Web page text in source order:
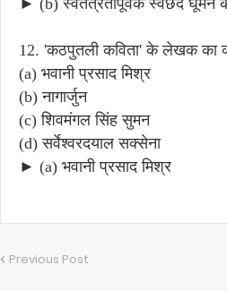
12. 'कठपुतली कविता' के लेखक का
(a) भवानी प्रसाद मिश्र
(b) नागार्जुन
(c) शिवमंगल सिंह सुमन
(d) सर्वेश्वरदयाल सक्सेना
► (a) भवानी प्रसाद मिश्र
Previous Post